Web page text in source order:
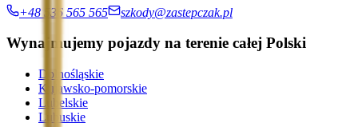
+48 536 565 565 szkody@zastepczak.pl
Wynajmujemy pojazdy na terenie całej Polski
Dolnośląskie
Kujawsko-pomorskie
Lubelskie
Lubuskie